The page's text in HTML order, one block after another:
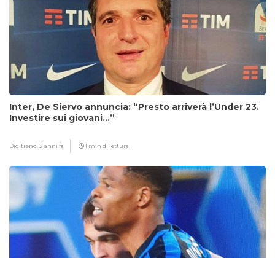
Inter, De Siervo annuncia: “Presto arriverà l’Under 23.
Investire sui giovani…”
Digitrend, 2 anni fa 1 min di lettura